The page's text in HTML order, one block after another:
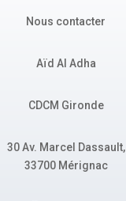
Nous contacter
Aïd Al Adha
CDCM Gironde
30 Av. Marcel Dassault,
33700 Mérignac